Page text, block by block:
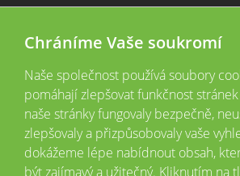
2026 © CopyrightVšechna
Tyto webové stránky jsou provozovány společností
Chráníme Vaše soukromí
Naše společnost používá soubory
pomáhají zlepšovat funkčnost
naše stránky fungovaly bezpečně,
zlepšovaly a přizpůsobovaly vaše
dokážeme lépe nabídnout obsah,
být zajímavý a užitečný. Kliknutím na